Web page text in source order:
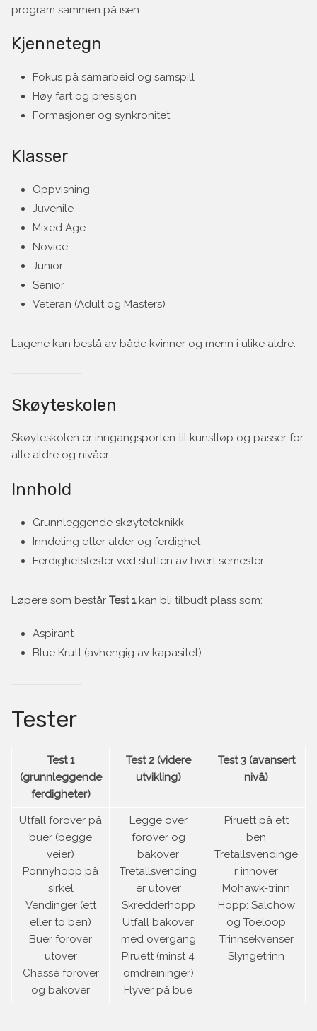
program sammen på isen.
Kjennetegn
Fokus på samarbeid og samspill
Høy fart og presisjon
Formasjoner og synkronitet
Klasser
Oppvisning
Juvenile
Mixed Age
Novice
Junior
Senior
Veteran (Adult og Masters)
Lagene kan bestå av både kvinner og menn i ulike aldre.
Skøyteskolen
Skøyteskolen er inngangsporten til kunstløp og passer for
alle aldre og nivåer.
Innhold
Grunnleggende skøyteteknikk
Inndeling etter alder og ferdighet
Ferdighetstester ved slutten av hvert semester
Løpere som består Test 1kan bli tilbudt plass som:
Aspirant
Blue Krutt (avhengig av kapasitet)
Tester
Test 1
(grunnleggende
ferdigheter)
Test 2 (videre
utvikling)
Test 3 (avansert
nivå)
Utfall forover på
buer (begge
veier)
Ponnyhopp på
sirkel
Vendinger (ett
eller to ben)
Buer forover
utover
Chassé forover
og bakover
Legge over
forover og
bakover
Tretallsvending
er utover
Skredderhopp
Utfall bakover
med overgang
Piruett (minst 4
omdreininger)
Flyver på bue
Piruett på ett
ben
Tretallsvendinge
r innover
Mohawk-trinn
Hopp: Salchow
og Toeloop
Trinnsekvenser
Slyngetrinn